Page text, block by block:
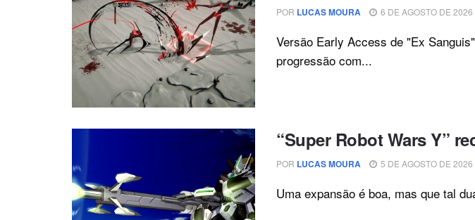
POR LUCAS MOURA 6 DE AGOSTO DE 2026
Versão Early Access de "Ex
progressão com...
“Super Robot Wars Y”
POR LUCAS MOURA 5 DE AGOSTO DE 2026
Uma expansão é boa, mas que tal